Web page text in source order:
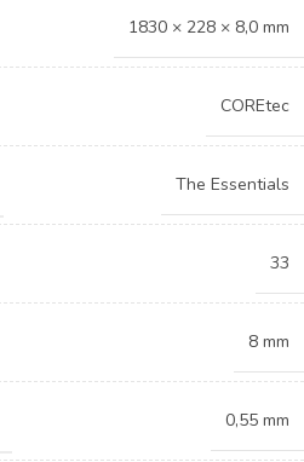
1830 × 228 × 8,0 mm
COREtec
The Essentials
33
8 mm
0,55 mm